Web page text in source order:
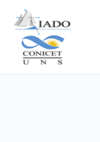
contenido